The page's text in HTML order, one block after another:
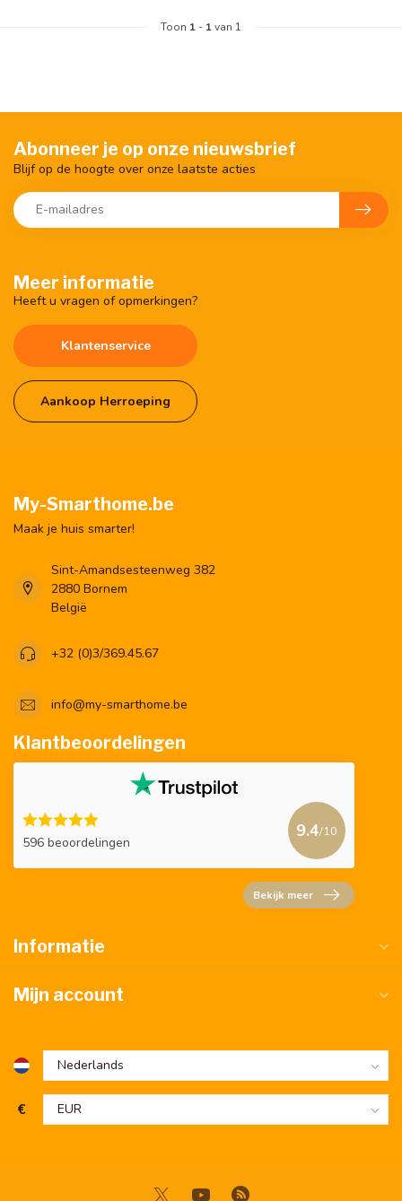
Toon 1 - 1van 1
Meer informatie
Heeft u vragen of opmerkingen?
Klantenservice
Aankoop Herroeping
Abonneer je op onze nieuwsbrief
Blijf op de hoogte over onze laatste acties
My-Smarthome.be
Maak je huis smarter!
Sint-Amandsesteenweg 382
2880 Bornem
België
+32 (0)3/369.45.67
info@my-smarthome.be
Klantbeoordelingen
596 beoordelingen
9.4/10
Bekijk meer
Informatie
Mijn account
€